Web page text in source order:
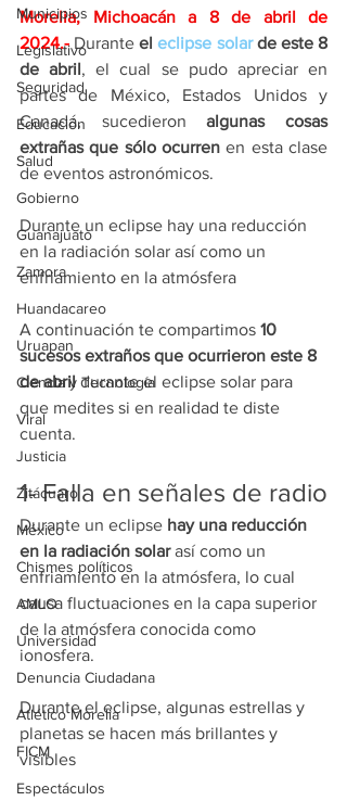
Municipios
Legislativo
Seguridad
Educación
Salud
Gobierno
Guanajuato
Zamora
Huandacareo
Uruapan
Ciencia y Tecnología
Viral
Justicia
Zitácuaro
México
Chismes políticos
AMLO
Universidad
Denuncia Ciudadana
Atlético Morelia
FICM
Espectáculos
Morelia, Michoacán a 8 de abril
de
2024.- Durante el eclipse solar de este 8
de abril, el cual se pudo apreciar en
partes de México, Estados Unidos y
Canadá, sucedieron algunas cosas
extrañas que sólo ocurren en esta clase
de eventos astronómicos.
Durante un eclipse hay una reducción
en la radiación solar así como un
enfriamiento en la atmósfera
A continuación te compartimos 10
sucesos extraños que ocurrieron este 8
de abril durante el eclipse solar para
que medites si en realidad te diste
cuenta.
1- Falla en señales de radio
Durante un eclipse hay una reducción
en la radiación solar así como un
enfriamiento en la atmósfera, lo cual
causa fluctuaciones en la capa superior
de la atmósfera conocida como
ionosfera.
Durante el eclipse, algunas estrellas y
planetas se hacen más brillantes y
visibles